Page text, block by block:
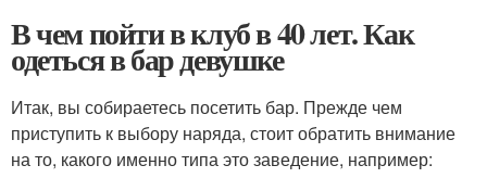
В чем пойти в клуб в 40 лет. Как
одеться в бар девушке
Итак, вы собираетесь посетить бар. Прежде чем
приступить к выбору наряда, стоит обратить внимание
на то, какого именно типа это заведение, например: